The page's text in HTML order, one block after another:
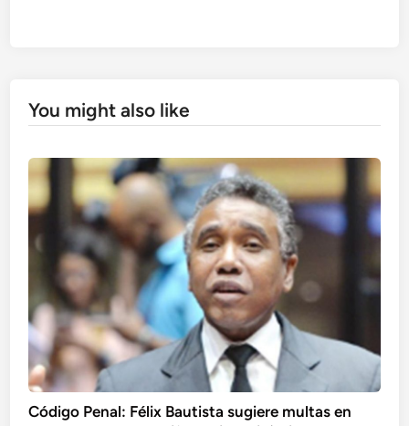
You might also like
Código Penal: Félix Bautista sugiere multas en